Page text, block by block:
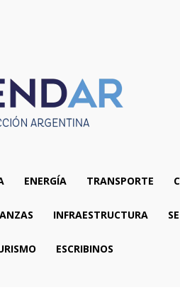
ENERGÍA TRANSPORTE
INFRAESTRUCTURA
ESCRIBINOS